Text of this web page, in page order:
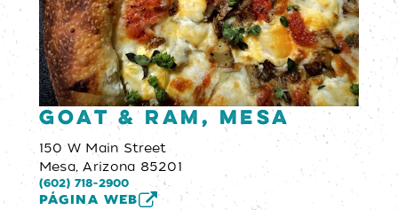
Goat & Ram, Mesa
150 W Main Street
Mesa, Arizona 85201
(602) 718-2900
PÁGINA WEB